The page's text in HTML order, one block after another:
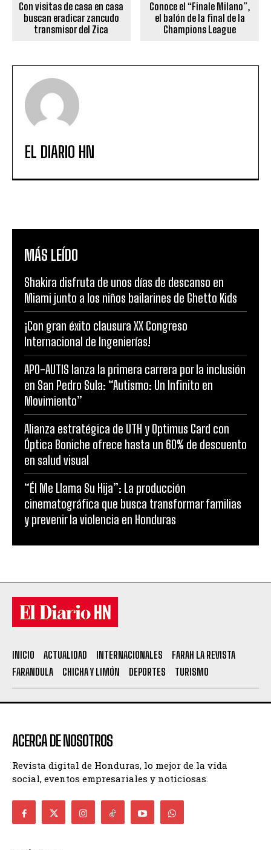
Con visitas de casa en casa
buscan eradicar zancudo
transmisor del Zica
Conoce el “Finale Milano”,
el balón de la final de la
Champions League
EL DIARIO HN
MÁS LEÍDO
Shakira disfruta de unos días de descanso en
Miami junto a los niños bailarines de Ghetto Kids
¡Con gran éxito clausura XX Congreso
Internacional de Ingenierías!
APO-AUTIS lanza la primera carrera por la inclusión
en San Pedro Sula: “Autismo: Un Infinito en
Movimiento”
Alianza estratégica de UTH y Optimus Card con
Óptica Boniche ofrece hasta un 60% de descuento
en salud visual
“Él Me Llama Su Hija”: La producción
cinematográfica que busca transformar familias
y prevenir la violencia en Honduras
INICIO ACTUALIDAD INTERNACIONALES
FARAH LA REVISTA
FARANDULA
CHICHA Y LIMÓN DEPORTES TURISMO
ACERCA DE NOSOTROS
Revista digital de Honduras, lo mejor de la vida
social, eventos empresariales y noticiosas.